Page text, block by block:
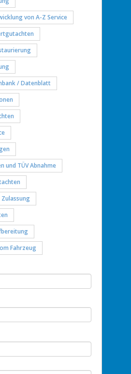
von A-Z Service
/ Datenblatt
und TÜV Abnahme
Zulassung
Fahrzeug